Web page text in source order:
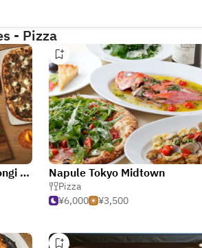
- Pizza
Obicà Mozzarella Bar Roppongi Hills Napule Tokyo Midtown
Pizza
¥6,000
¥3,500